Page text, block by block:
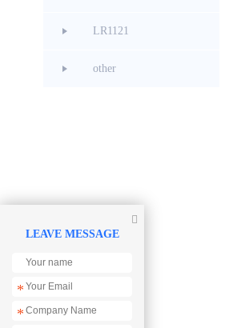
LR1121
other

LEAVE MESSAGE
*
*